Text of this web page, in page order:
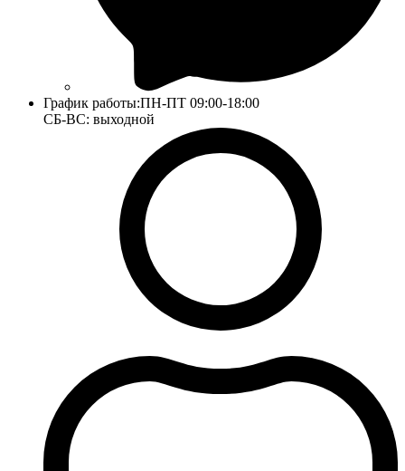
График работы:ПН-ПТ 09:00-18:00
СБ-ВС: выходной